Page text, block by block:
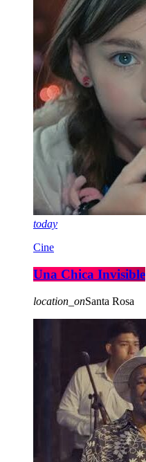
today
Cine
Una Chica Invisible
location_onSanta Rosa